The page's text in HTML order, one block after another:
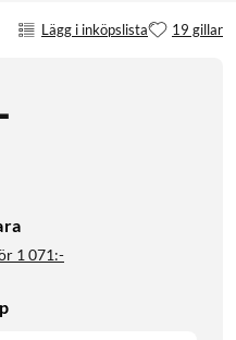
Lägg i inköpslista 19 gillar
1 071:-